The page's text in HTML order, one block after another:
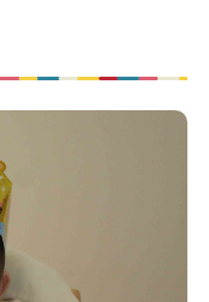
ご利用について
ィシャルサイト